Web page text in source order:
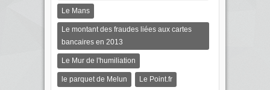
Le Mans
Le montant des fraudes liées aux cartes
bancaires en 2013
Le Mur de l'humiliation
le parquet de Melun Le Point.fr